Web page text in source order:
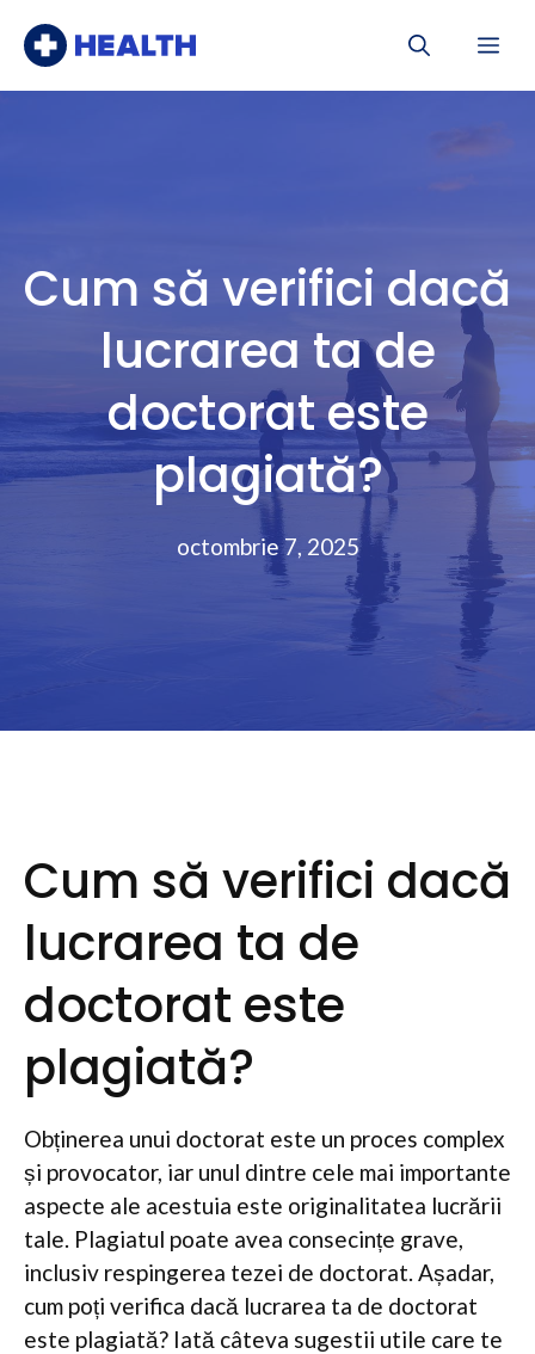
Cum să verifici dacă
lucrarea ta de
doctorat este
plagiată?
octombrie 7, 2025
Cum să verifici dacă
lucrarea ta de
doctorat este
plagiată?
Obținerea unui doctorat este un proces complex
și provocator, iar unul dintre cele mai importante
aspecte ale acestuia este originalitatea lucrării
tale. Plagiatul poate avea consecințe grave,
inclusiv respingerea tezei de doctorat. Așadar,
cum poți verifica dacă lucrarea ta de doctorat
este plagiată? Iată câteva sugestii utile care te